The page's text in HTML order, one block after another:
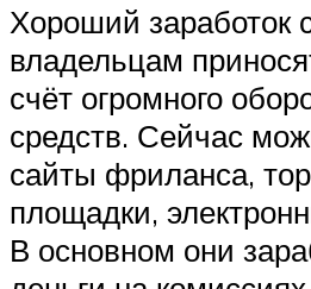
Хороший заработок
владельцам
счёт огромного
средств. Сейчас
сайты фриланса,
площадки,
В основном они